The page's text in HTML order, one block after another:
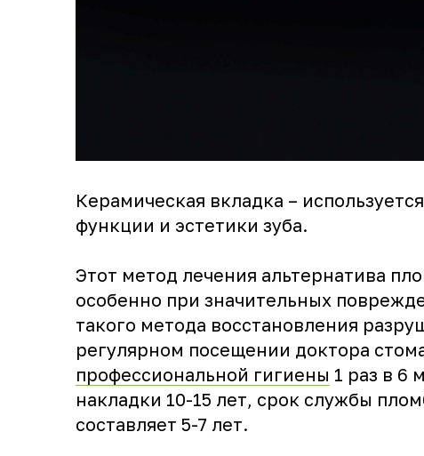
Керамическая вкладка –
функции и эстетики зуба.
Этот метод лечения альтернатива
особенно при значительных
такого метода восстановления
регулярном посещении доктора
профессиональной гигиены 1 раз в 6
накладки 10-15 лет, срок службы
составляет 5-7 лет.